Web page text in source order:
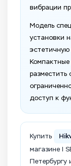
вибрации
Модель
установки
эстетичную
Компактные
разместить
доступ к
Купить
магазине I
Петербургу